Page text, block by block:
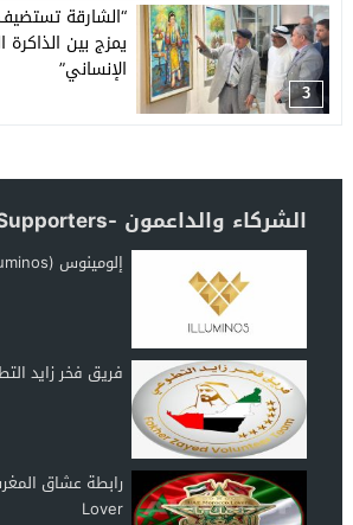
3
“الشارقة
يمزج بين الذاكرة
الإنساني”
الشركاء والداعمون -Partners & Supporters
إلومينوس (Illuminos)
فريق فخر زايد
Lover